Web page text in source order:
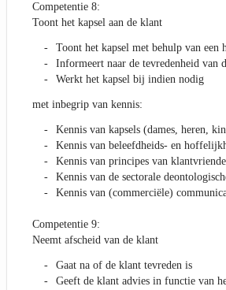
Competentie 8:
Toont het kapsel aan de klant
Toont het kapsel met behulp van een
Informeert naar de tevredenheid van
Werkt het kapsel bij indien nodig
met inbegrip van kennis:
Kennis van kapsels (dames, heren,
Kennis van beleefdheids- en
Kennis van principes van
Kennis van de sectorale
Kennis van (commerciële)
Competentie 9:
Neemt afscheid van de klant
Gaat na of de klant tevreden is
Geeft de klant advies in functie van